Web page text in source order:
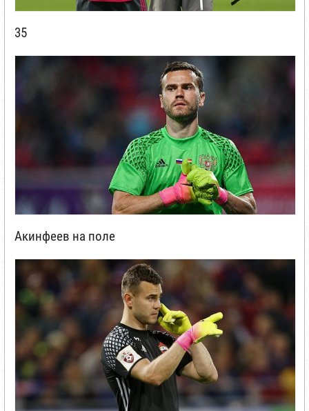
35
Акинфеев на поле